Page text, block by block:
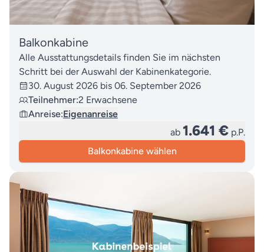
Balkonkabine
Alle Ausstattungsdetails finden Sie im nächsten
Schritt bei der Auswahl der Kabinenkategorie.
30. August 2026 bis 06. September 2026
Teilnehmer:2 Erwachsene
Anreise:Eigenanreise
ab 1.641 € p.P.
Balkonkabine wählen